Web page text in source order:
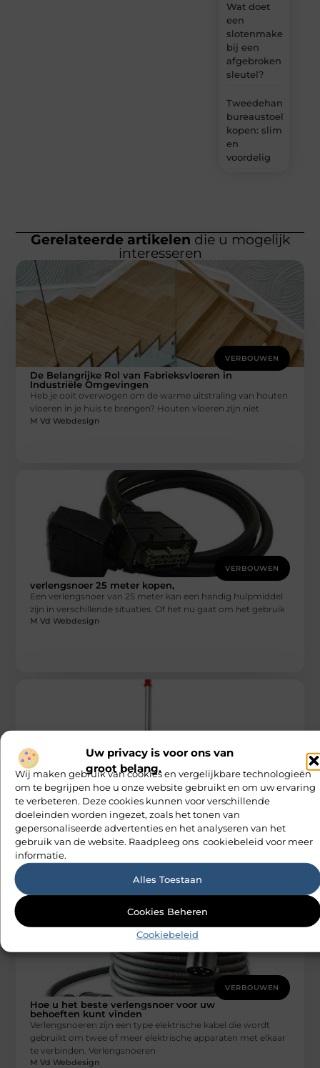
Uw privacy is voor ons van
groot belang.
Wij maken gebruik van cookies en vergelijkbare technologieën
om te begrijpen hoe u onze website gebruikt en om uw ervaring
te verbeteren. Deze cookies kunnen voor verschillende
doeleinden worden ingezet, zoals het tonen van
gepersonaliseerde advertenties en het analyseren van het
gebruik van de website. Raadpleeg ons cookiebeleid voor meer
informatie.
Alles Toestaan
Cookies Beheren
Cookiebeleid
Wat doet
een
slotenmaker
bij een
afgebroken
sleutel?
Tweedehands
bureaustoel
kopen: slim
en
voordelig
Gerelateerde artikelen die u mogelijk
interesseren
VERBOUWEN
De Belangrijke Rol van Fabrieksvloeren in
Industriële Omgevingen
Heb je ooit overwogen om de warme uitstraling van houten
vloeren in je huis te brengen? Houten vloeren zijn niet
M Vd Webdesign
VERBOUWEN
verlengsnoer 25 meter kopen,
Een verlengsnoer van 25 meter kan een handig hulpmiddel
zijn in verschillende situaties. Of het nu gaat om het gebruik
M Vd Webdesign
VERBOUWEN
De complete gids voor
driepootconstructielampen en hoe ze u
kunnen helpen uw winkel te verlichten
Een statief is een driepotige standaard die wordt gebruikt
om apparatuur vast te houden. Ze worden gebruikt om
camera’s en
M Vd Webdesign
VERBOUWEN
Hoe u het beste verlengsnoer voor uw
behoeften kunt vinden
Verlengsnoeren zijn een type elektrische kabel die wordt
gebruikt om twee of meer elektrische apparaten met elkaar
te verbinden. Verlengsnoeren
M Vd Webdesign